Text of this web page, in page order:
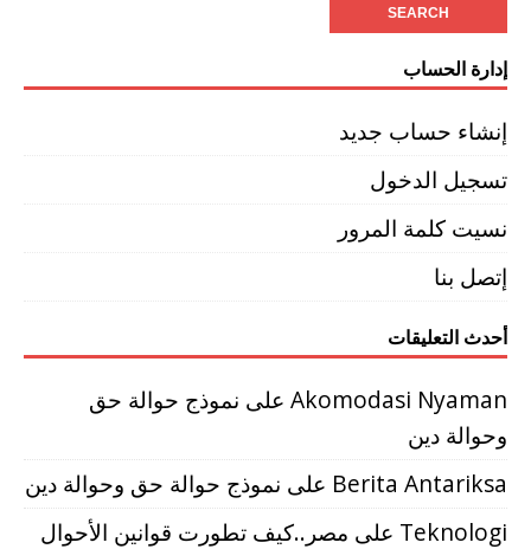
إدارة الحساب
إنشاء حساب جديد
تسجيل الدخول
نسيت كلمة المرور
إتصل بنا
أحدث التعليقات
Akomodasi Nyaman على نموذج حوالة حق
وحوالة دين
Berita Antariksa على نموذج حوالة حق وحوالة دين
Teknologi على مصر..كيف تطورت قوانين الأحوال